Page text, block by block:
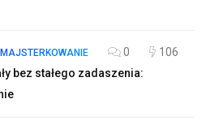
0
106
bez stałego zadaszenia: